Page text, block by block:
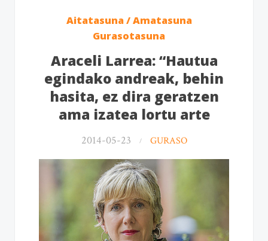
Aitatasuna / Amatasuna
Gurasotasuna
Araceli Larrea: “Hautua
egindako andreak, behin
hasita, ez dira geratzen
ama izatea lortu arte
2014-05-23 GURASO